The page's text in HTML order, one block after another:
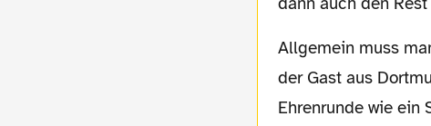
Allgemein muss man feststellen, dass die Eintrachtler dieses Spiel ernster nahmen als
der Gast aus
Ehrenrunde wie ein